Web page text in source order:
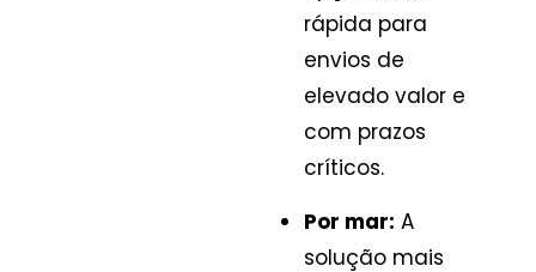
rápida para
envios de
elevado valor e
com prazos
críticos.
Por mar: A
solução mais